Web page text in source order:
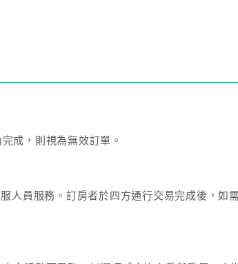
成，則視為無效訂單。
人員服務。訂房者於四方通行交易完成後，如